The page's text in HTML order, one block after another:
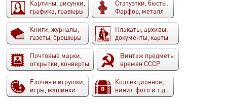
Картины, рисунки,
графика, гравюры
Статуэтки, бюсты.
Фарфор, металл
Книги, журналы,
газеты, брошюры
Плакаты, архивы,
документы, карты
Почтовые марки,
открытки, конверты
Винтаж предметы
времен СССР
Елочные игрушки,
игры, машинки
Коллекционное,
винил фото и т.д.